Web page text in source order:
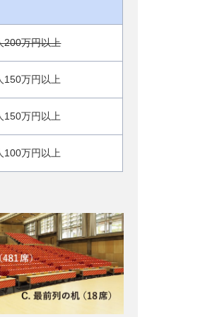
200万円以上
150万円以上
150万円以上
100万円以上